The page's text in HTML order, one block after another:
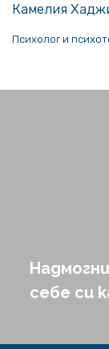
Камелия
Психолог и
себе си